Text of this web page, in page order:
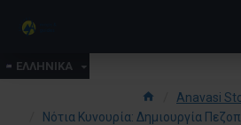
ΕΛΛΗΝΙΚΑ
Anavasi
Νότια Κυνουρία: Δημιουργία